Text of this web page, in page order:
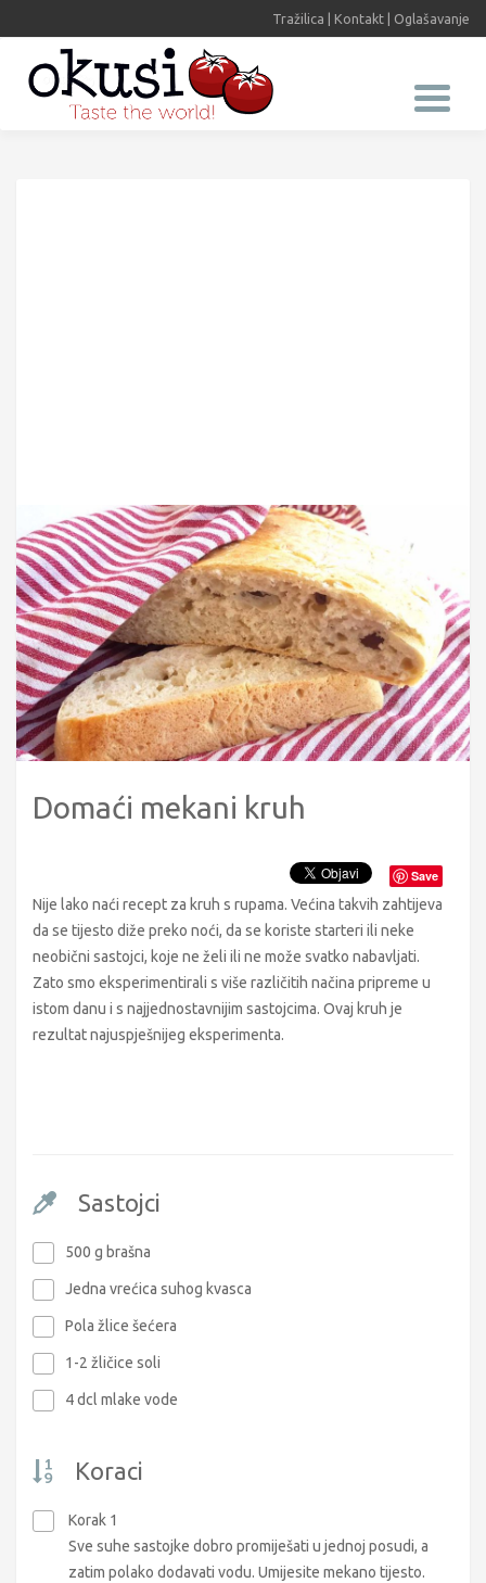
Tražilica Kontakt Oglašavanje
Domaći mekani kruh
Save
Nije lako naći recept za kruh s rupama. Većina takvih zahtijeva
da se tijesto diže preko noći, da se koriste starteri ili neke
neobični sastojci, koje ne želi ili ne može svatko nabavljati.
Zato smo eksperimentirali s više različitih načina pripreme u
istom danu i s najjednostavnijim sastojcima. Ovaj kruh je
rezultat najuspješnijeg eksperimenta.
Sastojci
500 g brašna
Jedna vrećica suhog kvasca
Pola žlice šećera
1-2 žličice soli
4 dcl mlake vode
Koraci
Korak 1
Sve suhe sastojke dobro promiješati u jednoj posudi, a
zatim polako dodavati vodu. Umijesite mekano tijesto.